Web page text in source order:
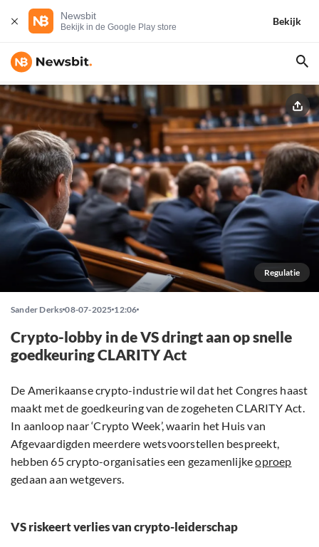
Newsbit
Bekijk in de Google Play store
Bekijk
Regulatie
Sander Derks 08-07-2025 12:06
Crypto-lobby in de VS dringt aan op snelle
goedkeuring CLARITY Act
De Amerikaanse crypto-industrie wil dat het Congres haast
maakt met de goedkeuring van de zogeheten CLARITY Act.
In aanloop naar ‘Crypto Week’, waarin het Huis van
Afgevaardigden meerdere wetsvoorstellen bespreekt,
hebben 65 crypto-organisaties een gezamenlijkeoproep
gedaan aan wetgevers.
VS riskeert verlies van crypto-leiderschap